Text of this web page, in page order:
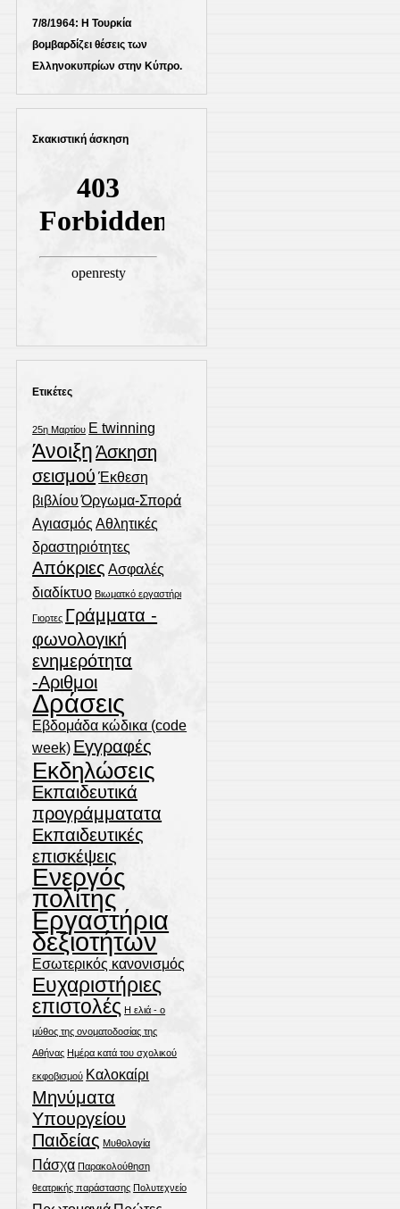
7/8/1964: Η Τουρκία
βομβαρδίζει θέσεις των
Ελληνοκυπρίων στην Κύπρο.
Σκακιστική άσκηση
Ετικέτες
25η Μαρτίου E twinning
ΆνοιξηΆσκηση
σεισμού Έκθεση
βιβλίου Όργωμα-Σπορά
Αγιασμός Αθλητικές
δραστηριότητες
Απόκριες Ασφαλές
διαδίκτυο Βιωματκό εργαστήρι
Γιορτες Γράμματα -
φωνολογική
ενημερότητα
-Αριθμοι
Δράσεις
Εβδομάδα κώδικα (code
week) Εγγραφές
Εκδηλώσεις
Εκπαιδευτικά
προγράμματατα
Εκπαιδευτικές
επισκέψεις
Ενεργός
πολίτης
Εργαστήρια
δεξιοτήτων
Εσωτερικός κανονισμός
Ευχαριστήριες
επιστολές Η ελιά - ο
μύθος της ονοματοδοσίας της
Αθήνας Ημέρα κατά του σχολικού
εκφοβισμού Καλοκαίρι
Μηνύματα
Υπουργείου
Παιδείας Μυθολογία
Πάσχα Παρακολούθηση
θεατρικής παράστασης Πολυτεχνείο